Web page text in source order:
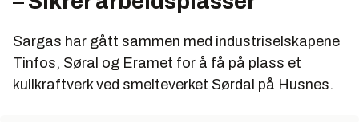
Sargas har gått sammen med industriselskapene
Tinfos, Søral og Eramet for å få på plass et
kullkraftverk ved smelteverket Sørdal på Husnes.